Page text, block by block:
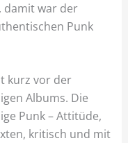
damit war der
Punk
kurz vor der
Albums. Die
Punk – Attitüde,
kritisch und mit